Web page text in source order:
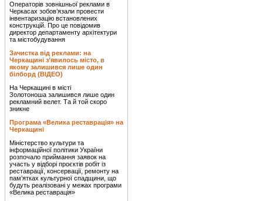
Операторів зовнішньої реклами в
Черкасах зобов’язали провести
інвентаризацію встановлених
конструкцій. Про це повідомив
директор департаменту архітектури
та містобудування
Зачистка від реклами: на
Черкащині з’явилось місто, в
якому залишився лише один
білборд (ВІДЕО)
На Черкащині в місті
Золотоноша залишився лише один
рекламний велет. Та й той скоро
зникне
Програма «Велика реставрація» на
Черкащині
Міністерство культури та
інформаційної політики України
розпочало приймання заявок на
участь у відборі проєктів робіт із
реставрації, консервації, ремонту на
пам’ятках культурної спадщини, що
будуть реалізовані у межах програми
«Велика реставрація»